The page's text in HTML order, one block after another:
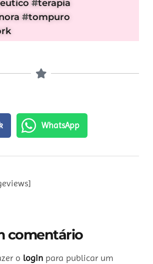
#terapia
#tompuro
WhatsApp
comentário
o login para publicar um